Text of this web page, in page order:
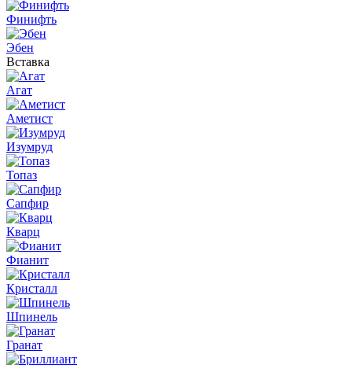
Финифть
Эбен
Вставка
Агат
Аметист
Изумруд
Топаз
Сапфир
Кварц
Фианит
Кристалл
Шпинель
Гранат